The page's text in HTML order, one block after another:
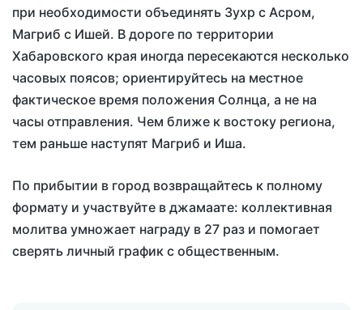
при необходимости объединять Зухр с Асром,
Магриб с Ишей. В дороге по территории
Хабаровского края иногда пересекаются несколько
часовых поясов; ориентируйтесь на местное
фактическое время положения Солнца, а не на
часы отправления. Чем ближе к востоку региона,
тем раньше наступят Магриб и Иша.
По прибытии в город возвращайтесь к полному
формату и участвуйте в джамаате: коллективная
молитва умножает награду в 27 раз и помогает
сверять личный график с общественным.